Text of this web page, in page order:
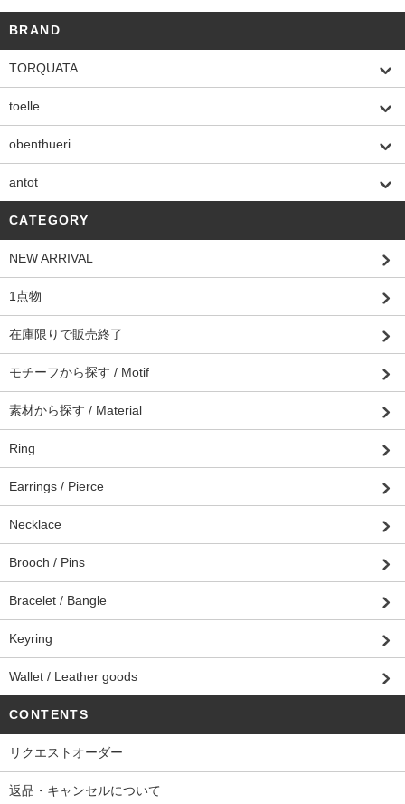
BRAND
TORQUATA
toelle
obenthueri
antot
CATEGORY
NEW ARRIVAL
1点物
在庫限りで販売終了
モチーフから探す / Motif
素材から探す / Material
Ring
Earrings / Pierce
Necklace
Brooch / Pins
Bracelet / Bangle
Keyring
Wallet / Leather goods
CONTENTS
リクエストオーダー
返品・キャンセルについて